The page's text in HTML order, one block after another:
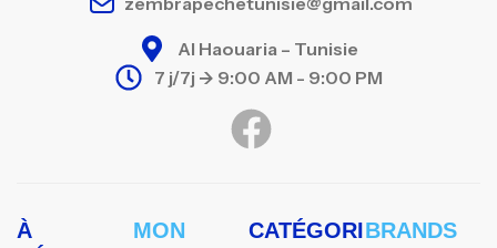
Al Haouaria – Tunisie
7 j/7j -> 9:00 AM - 9:00 PM
À
MON
CATÉGORIBRANDS